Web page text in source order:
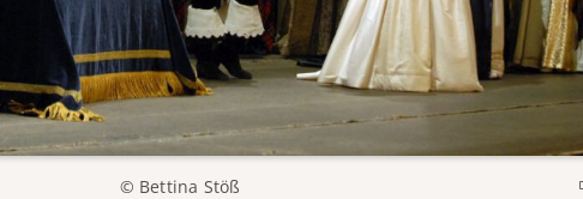
© Bettina Stöß